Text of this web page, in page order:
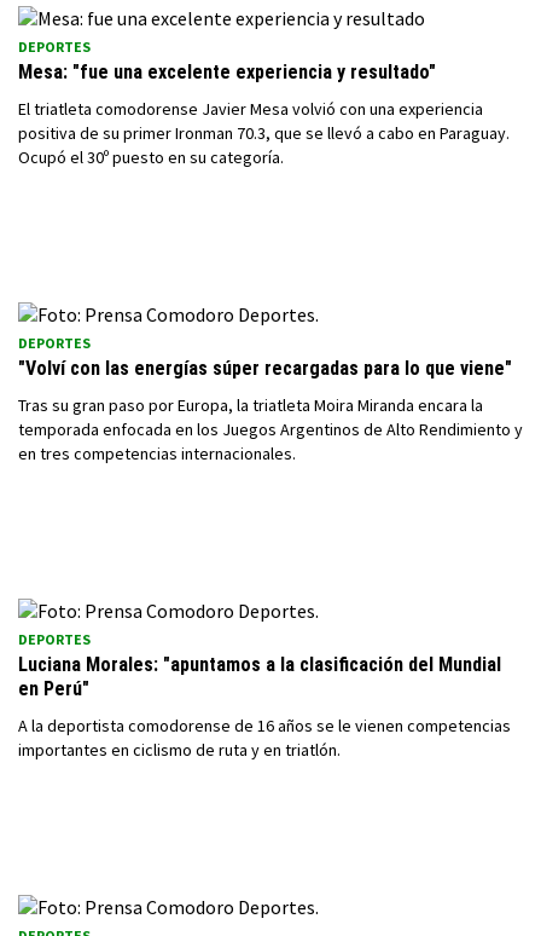
DEPORTES
Mesa: "fue una excelente experiencia y resultado"
El triatleta comodorense Javier Mesa volvió con una experiencia
positiva de su primer Ironman 70.3, que se llevó a cabo en Paraguay.
Ocupó el 30º puesto en su categoría.
DEPORTES
"Volví con las energías súper recargadas para lo que viene"
Tras su gran paso por Europa, la triatleta Moira Miranda encara la
temporada enfocada en los Juegos Argentinos de Alto Rendimiento y
en tres competencias internacionales.
DEPORTES
Luciana Morales: "apuntamos a la clasificación del Mundial
en Perú"
A la deportista comodorense de 16 años se le vienen competencias
importantes en ciclismo de ruta y en triatlón.